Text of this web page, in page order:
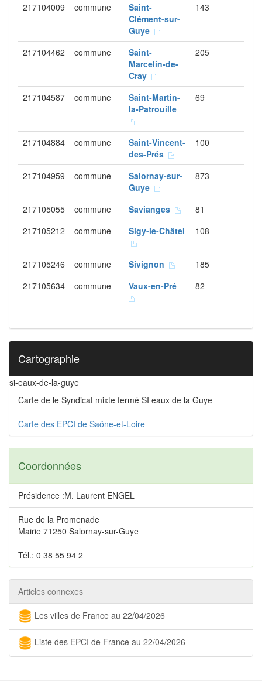
217104009 commune
Saint-
Clément-sur-
Guye
143
217104462 commune
Saint-
Marcelin-de-
Cray
205
217104587 commune
Saint-Martin-
la-Patrouille
69
217104884 commune
Saint-Vincent-
des-Prés
100
217104959 commune
Salornay-sur-
Guye
873
217105055 commune Savianges
81
217105212
commune Sigy-le-Châtel 108
217105246 commune Sivignon
185
217105634
commune Vaux-en-Pré 82
Cartographie
si-eaux-de-la-guye
Carte de le Syndicat mixte fermé SI eaux de la Guye
Carte des EPCI de Saône-et-Loire
Coordonnées
Présidence :M. Laurent ENGEL
Rue de la Promenade
Mairie 71250 Salornay-sur-Guye
Tél.: 0 38 55 94 2
Articles connexes
Les villes de France au 22/04/2026
Liste des EPCI de France au 22/04/2026